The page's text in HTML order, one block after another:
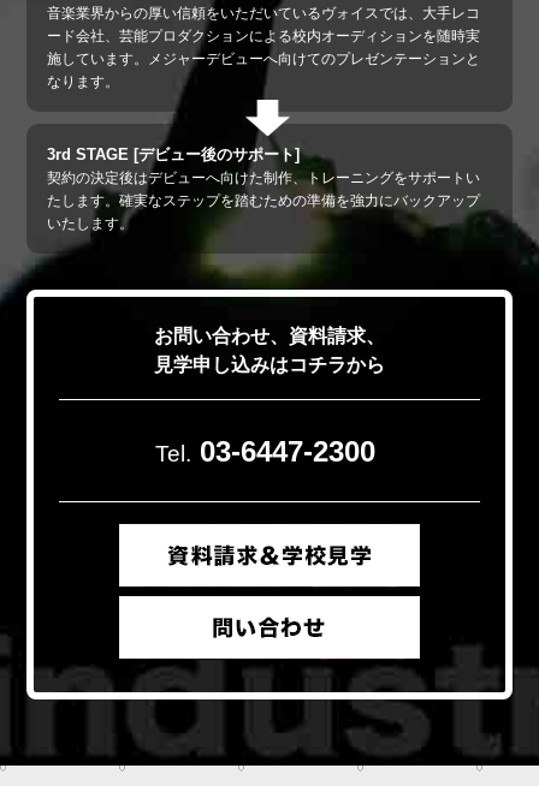
音楽業界からの厚い信頼をいただいているヴォイスでは、大手レコ
ード会社、芸能プロダクションによる校内オーディションを随時実
施しています。メジャーデビューへ向けてのプレゼンテーションと
なります。
3rd STAGE [デビュー後のサポート]
契約の決定後はデビューへ向けた制作、トレーニングをサポートい
たします。確実なステップを踏むための準備を強力にバックアップ
いたします。
お問い合わせ、資料請求、
見学申し込みはコチラから
Tel. 03-6447-2300